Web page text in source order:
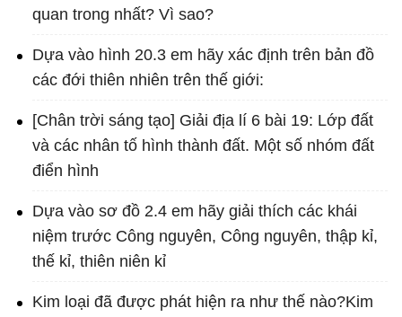
quan trong nhất? Vì sao?
Dựa vào hình 20.3 em hãy xác định trên bản đồ
các đới thiên nhiên trên thế giới:
[Chân trời sáng tạo] Giải địa lí 6 bài 19: Lớp đất
và các nhân tố hình thành đất. Một số nhóm đất
điển hình
Dựa vào sơ đồ 2.4 em hãy giải thích các khái
niệm trước Công nguyên, Công nguyên, thập kỉ,
thế kỉ, thiên niên kỉ
Kim loại đã được phát hiện ra như thế nào?Kim